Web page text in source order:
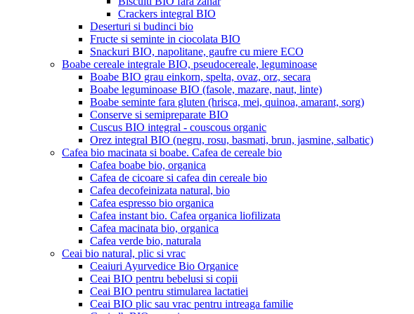
Crackers integral BIO
Deserturi si budinci bio
Fructe si seminte in ciocolata BIO
Snackuri BIO, napolitane, gaufre cu miere ECO
Boabe cereale integrale BIO, pseudocereale, leguminoase
Boabe BIO grau einkorn, spelta, ovaz, orz, secara
Boabe leguminoase BIO (fasole, mazare, naut, linte)
Boabe seminte fara gluten (hrisca, mei, quinoa, amarant, sorg)
Conserve si semipreparate BIO
Cuscus BIO integral - couscous organic
Orez integral BIO (negru, rosu, basmati, brun, jasmine, salbatic)
Cafea bio macinata si boabe. Cafea de cereale bio
Cafea boabe bio, organica
Cafea de cicoare si cafea din cereale bio
Cafea decofeinizata natural, bio
Cafea espresso bio organica
Cafea instant bio. Cafea organica liofilizata
Cafea macinata bio, organica
Cafea verde bio, naturala
Ceai bio natural, plic si vrac
Ceaiuri Ayurvedice Bio Organice
Ceai BIO pentru bebelusi si copii
Ceai BIO pentru stimularea lactatiei
Ceai BIO plic sau vrac pentru intreaga familie